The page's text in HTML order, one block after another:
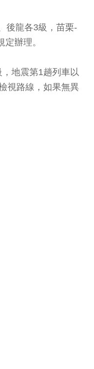
後龍各3級，苗栗-
辦理。
地震第1趟列車以
視路線，如果無異